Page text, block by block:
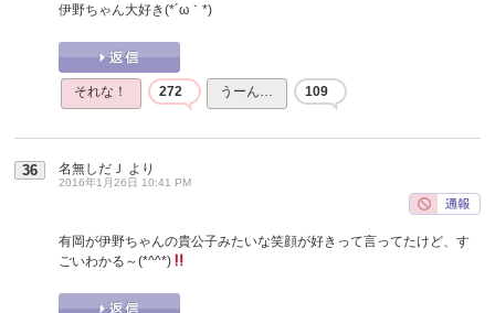
伊野ちゃん大好き(*´ω｀*)
それな！ 272 うーん… 109
36 名無しだＪ より
2016年1月26日 10:41 PM
有岡が伊野ちゃんの貴公子みたいな笑顔が好きって言ってたけど、す
ごいわかる～(*^^*)